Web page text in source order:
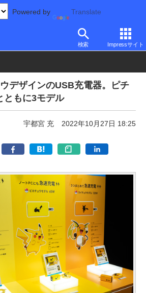
Powered by Translate
検索 Impressサイト
器 充電器
デザインのUSB充電器。ピチ
ともに3モデル
宇都宮 充 2022年10月27日 18:25